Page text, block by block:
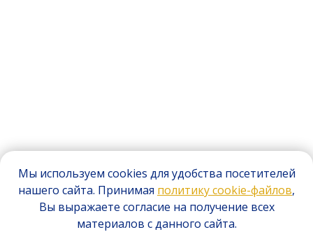
Мы используем cookies для удобства посетителей
нашего сайта. Принимая политику cookie-файлов,
Вы выражаете согласие на получение всех
материалов с данного сайта.